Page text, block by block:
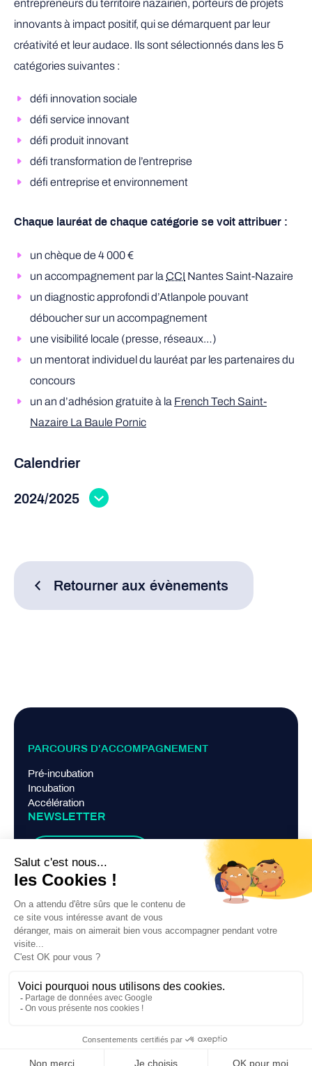
entrepreneurs du territoire nazairien, porteurs de projets
innovants à impact positif, qui se démarquent par leur
créativité et leur audace. Ils sont sélectionnés dans les 5
catégories suivantes :
défi innovation sociale
défi service innovant
défi produit innovant
défi transformation de l’entreprise
défi entreprise et environnement
Chaque lauréat de chaque catégorie se voit attribuer :
un chèque de 4 000 €
un accompagnement par la CCI Nantes Saint-Nazaire
un diagnostic approfondi d’Atlanpole pouvant
déboucher sur un accompagnement
une visibilité locale (presse, réseaux…)
un mentorat individuel du lauréat par les partenaires du
concours
un an d’adhésion gratuite à la French Tech Saint-
Nazaire La Baule Pornic
Calendrier
2024/2025
Retourner aux évènements
PARCOURS D’ACCOMPAGNEMENT
Pré-incubation
Incubation
Accélération
NEWSLETTER
LIENS PRATIQUES
Mentions légales
Politique de confidentialité
Contact